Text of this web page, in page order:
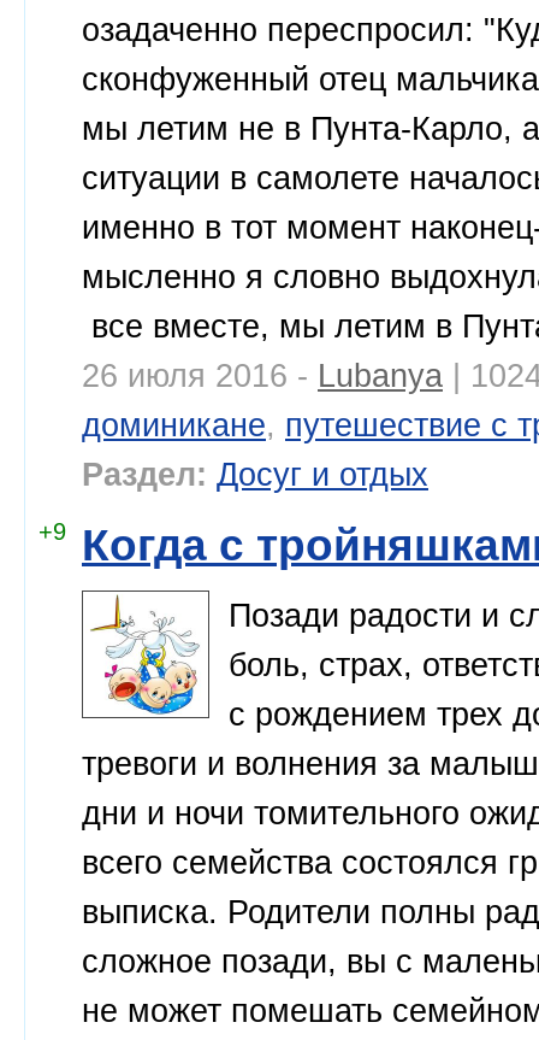
озадаченно переспросил:
сконфуженный отец
мы летим не в Пунта-Карло,
ситуации в самолете
именно в тот момент
мысленно я словно
все вместе, мы летим в
26 июля 2016 - Lubanya |
доминикане, путешествие с
Раздел: Досуг и отдых
+9 Когда с
Позади радости и
боль, страх,
с рождением трех
тревоги и волнения за
дни и ночи томительного
всего семейства состоялся
выписка. Родители полны
сложное позади, вы с
не может помешать